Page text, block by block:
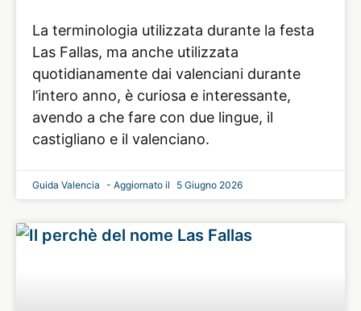
La terminologia utilizzata durante la festa
Las Fallas, ma anche utilizzata
quotidianamente dai valenciani durante
l’intero anno, è curiosa e interessante,
avendo a che fare con due lingue, il
castigliano e il valenciano.
Guida Valencia 5 Giugno 2026